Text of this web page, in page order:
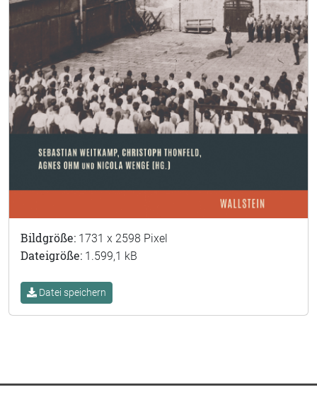
Bildgröße: 1731 x 2598 Pixel
Dateigröße: 1.599,1 kB
Datei speichern